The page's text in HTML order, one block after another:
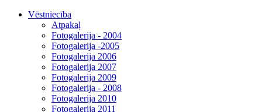
Vēstniecība
Atpakaļ
Fotogalerija - 2004
Fotogalerija -2005
Fotogalerija 2006
Fotogalerija 2007
Fotogalerija 2009
Fotogalerija - 2008
Fotogalerija 2010
Fotogalerija 2011